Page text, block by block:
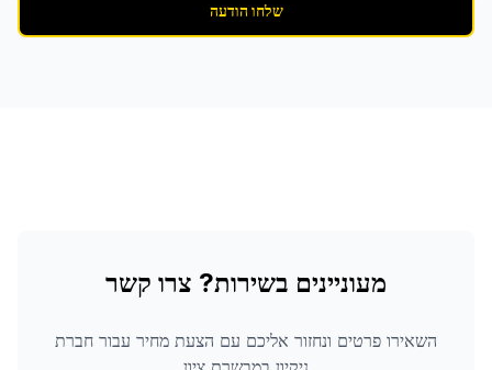
שלחו הודעה
מעוניינים בשירות? צרו קשר
השאירו פרטים ונחזור אליכם עם הצעת מחיר עבור חברת